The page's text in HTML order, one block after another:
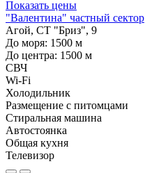
Показать цены
"Валентина" частный сектор
Агой, СТ "Бриз", 9
До моря: 1500 м
До центра: 1500 м
СВЧ
Wi-Fi
Холодильник
Размещение с питомцами
Стиральная машина
Автостоянка
Общая кухня
Телевизор